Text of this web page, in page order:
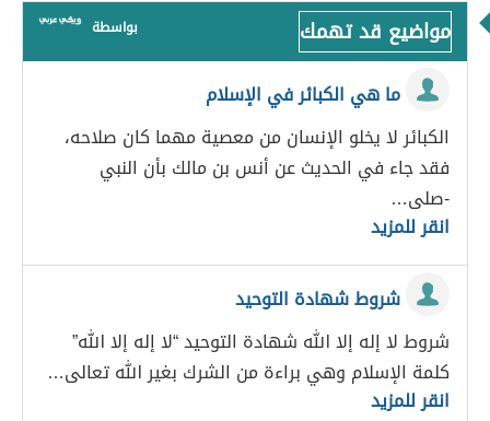
مواضيع قد تهمك بواسطة
ما هي الكبائر في الإسلام
الكبائر لا يخلو الإنسان من معصية مهما كان صلاحه،
فقد جاء في الحديث عن أنس بن مالك بأن النبي
-صلى…
انقر للمزيد
شروط شهادة التوحيد
شروط لا إله إلا الله شهادة التوحيد “لا إله إلا الله”
كلمة الإسلام وهي براءة من الشرك بغير الله تعالى…
انقر للمزيد